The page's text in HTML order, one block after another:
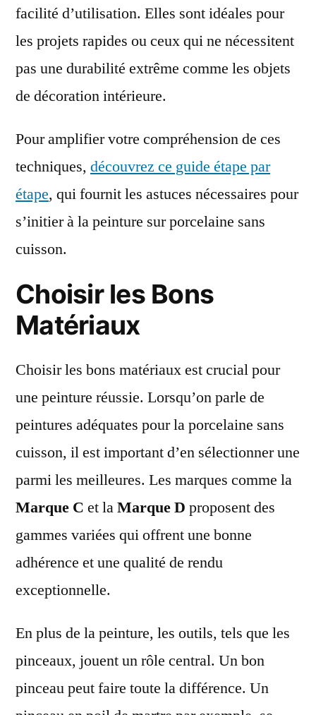
facilité d’utilisation. Elles sont idéales pour
les projets rapides ou ceux qui ne nécessitent
pas une durabilité extrême comme les objets
de décoration intérieure.
Pour amplifier votre compréhension de ces
techniques, découvrez ce guide étape par
étape, qui fournit les astuces nécessaires pour
s’initier à la peinture sur porcelaine sans
cuisson.
Choisir les Bons
Matériaux
Choisir les bons matériaux est crucial pour
une peinture réussie. Lorsqu’on parle de
peintures adéquates pour la porcelaine sans
cuisson, il est important d’en sélectionner une
parmi les meilleures. Les marques comme la
Marque C et laMarque D proposent des
gammes variées qui offrent une bonne
adhérence et une qualité de rendu
exceptionnelle.
En plus de la peinture, les outils, tels que les
pinceaux, jouent un rôle central. Un bon
pinceau peut faire toute la différence. Un